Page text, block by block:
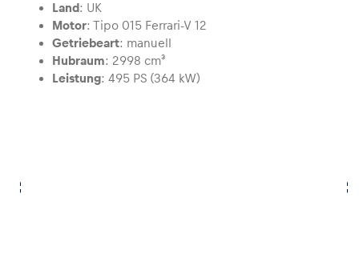
Glossar
Land: UK
Motor: Tipo 015 Ferrari-V 12
Getriebeart: manuell
Hubraum: 2998 cm³
Leistung: 495 PS (364 kW)